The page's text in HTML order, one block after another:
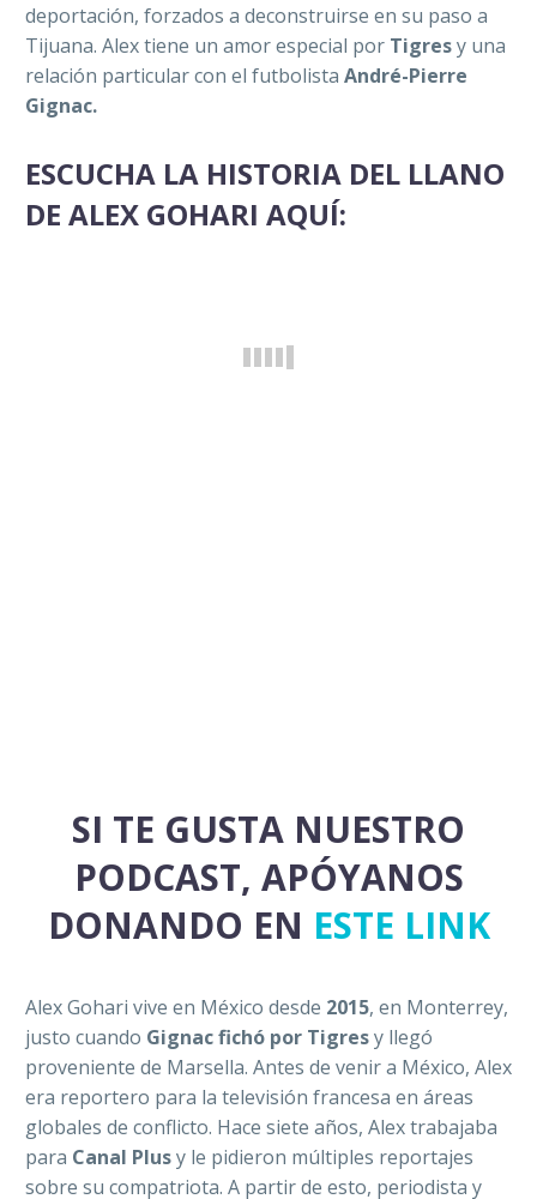
deportación, forzados a deconstruirse en su paso a
Tijuana. Alex tiene un amor especial por Tigresy una
relación particular con el futbolista André-Pierre
Gignac.
ESCUCHA LA HISTORIA DEL LLANO
DE ALEX GOHARI AQUÍ:
SI TE GUSTA NUESTRO
PODCAST, APÓYANOS
DONANDO EN ESTE LINK
Alex Gohari vive en México desde 2015, en Monterrey,
justo cuando Gignac fichó por Tigresy llegó
proveniente de Marsella. Antes de venir a México, Alex
era reportero para la televisión francesa en áreas
globales de conflicto. Hace siete años, Alex trabajaba
para Canal Plusy le pidieron múltiples reportajes
sobre su compatriota. A partir de esto, periodista y